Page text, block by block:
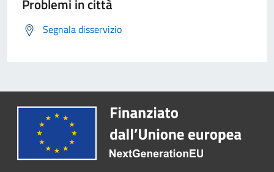
Problemi in città
Segnala disservizio